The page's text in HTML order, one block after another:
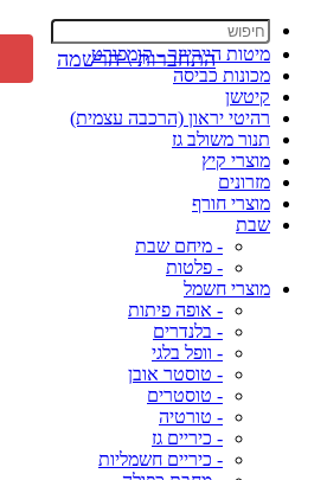
מיטות היירייזר - קומפורט
מכונות כביסה
קיטשן
רהיטי יראון (הרכבה עצמית)
תנור משולב גז
מוצרי קיץ
מזרונים
מוצרי חורף
שבת
- מיחם שבת
- פלטות
מוצרי חשמל
- אופה פיתות
- בלנדרים
- וופל בלגי
- טוסטר אובן
- טוסטרים
- טורטיה
- כיריים גז
- כיריים חשמליות
התחברות \ הרשמה